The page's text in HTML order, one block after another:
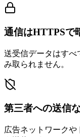
通信はHTTPSで
送受信データはすべ
み取られません。
第三者への送信
広告ネットワーク